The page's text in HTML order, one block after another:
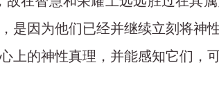
是因为他们已经并继续立刻将神
上的神性真理，并能感知它们，